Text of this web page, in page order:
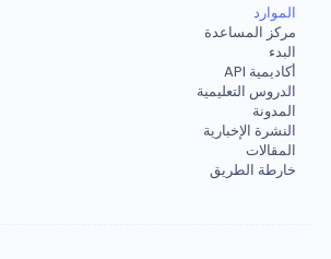
الموارد
مركز المساعدة
البدء
أكاديمية API
الدروس التعليمية
المدونة
النشرة الإخبارية
المقالات
خارطة الطريق